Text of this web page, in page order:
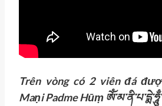
Trên vòng có 2 viên đá
Maṇi Padme Hūṃ ཨོཾ་མ་ནི་པ་དྨེ་ཧཱུྃ་